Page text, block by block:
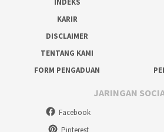
INDEKS
KARIR
DISCLAIMER
TENTANG KAMI
FORM PENGADUAN
JARINGAN
Facebook
Pinterest